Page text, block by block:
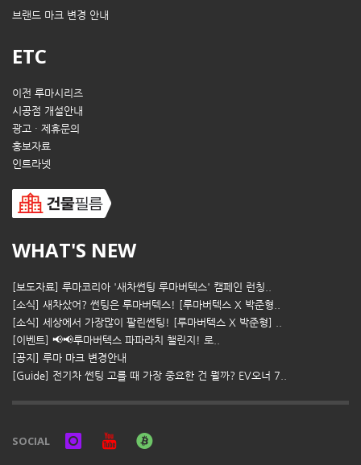
브랜드 마크 변경 안내
ETC
이전 루마시리즈
시공점 개설안내
광고 · 제휴문의
홍보자료
인트라넷
WHAT'S NEW
[보도자료] 루마코리아 '새차썬팅 루마버텍스' 캠페인 런칭..
[소식] 새차샀어? 썬팅은 루마버텍스! [루마버텍스 X 박준형..
[소식] 세상에서 가장많이 팔린썬팅! [루마버텍스 X 박준형] ..
[이벤트] 📢📢루마버텍스 파파라치 챌린지! 로..
[공지] 루마 마크 변경안내
[Guide] 전기차 썬팅 고를 때 가장 중요한 건 뭘까? EV오너 7..
SOCIAL